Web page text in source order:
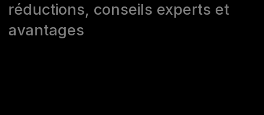
réductions, conseils experts et
avantages
> Nous écrire